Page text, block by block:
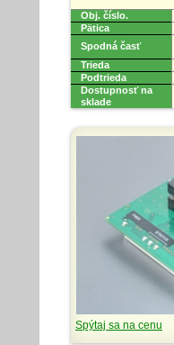
Obj. číslo.
Pätica
Spodná časť
Trieda
Podtrieda
Dostupnosť na
sklade
Spýtaj sa na cenu